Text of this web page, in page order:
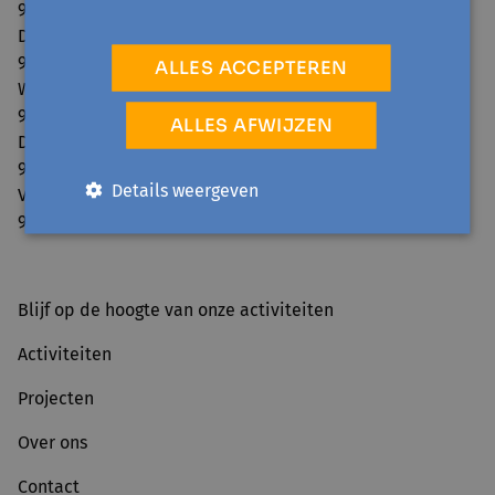
9.00 - 12.30 / 13.30 - 16.00
Dinsdag:
9.00 - 12.30 / 13.30 - 16.00
Woensdag:
9.00 - 12.30
Donderdag:
9.00 - 12.30 / 13.30 - 16.00
Vrijdag:
9.00 - 12.30
Blijf op de hoogte van onze activiteiten
Activiteiten
Projecten
Over ons
Contact
ALLES ACCEPTEREN
ALLES AFWIJZEN
Details weergeven